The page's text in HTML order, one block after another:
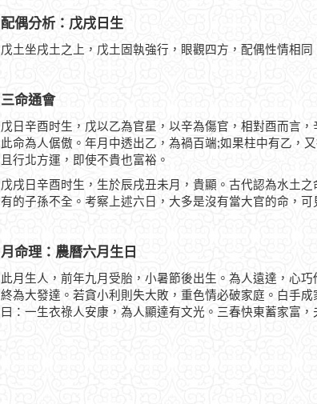
配偶分析：戊戌日生
戊土坐戌土之上，戊土固執強行，眼觀四方，配偶性情相同
三命通會
戊日辛酉时生，戊以乙為官星，以辛為傷官，相對酉而言
此命為人倨傲。年月中透出乙，為禍百端;如果柱中有乙，
且行北方運，即使不貴也富裕。
戊戌日辛酉时生，生於辰戌丑未月，貴顯。古代認為水土
有的子孫不全。考察上述六日，大多是沒有當大官的命，可
月命理：農曆六月生日
此月生人，前年九月受胎，小暑節後出生。為人遠達，心
終為大發達。若貪小利則失大敗，重色情必破家庭。白手
曰：一生衣祿人安康，為人顯達有文光。三春快東蓄家富，